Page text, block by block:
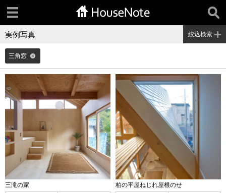
実例写真 絞込検索
三角窓
三滝の家 柏の平屋ねじれ屋根のせ